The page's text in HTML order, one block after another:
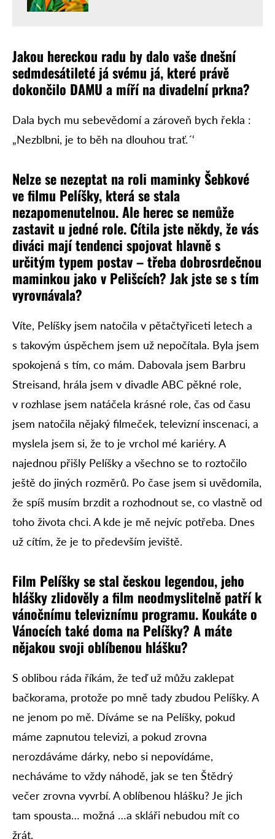
Jakou hereckou radu by dalo vaše dnešní
sedmdesátileté já svému já, které právě
dokončilo DAMU a míří na divadelní prkna?
Dala bych mu sebevědomí a zároveň bych řekla :
„Nezblbni, je to běh na dlouhou trať.´‘
Nelze se nezeptat na roli maminky Šebkové
ve filmu Pelíšky, která se stala
nezapomenutelnou. Ale herec se nemůže
zastavit u jedné role. Cítila jste někdy, že vás
diváci mají tendenci spojovat hlavně s
určitým typem postav – třeba dobrosrdečnou
maminkou jako v Pelišcích? Jak jste se s tím
vyrovnávala?
Víte, Pelíšky jsem natočila v pětačtyřiceti letech a
s takovým úspěchem jsem už nepočítala. Byla jsem
spokojená s tím, co mám. Dabovala jsem Barbru
Streisand, hrála jsem v divadle ABC pěkné role,
v rozhlase jsem natáčela krásné role, čas od času
jsem natočila nějaký filmeček, televizní inscenaci, a
myslela jsem si, že to je vrchol mé kariéry. A
najednou přišly Pelíšky a všechno se to roztočilo
ještě do jiných rozměrů. Po čase jsem si uvědomila,
že spíš musím brzdit a rozhodnout se, co vlastně od
toho života chci. A kde je mě nejvíc potřeba. Dnes
už cítím, že je to především jeviště.
Film Pelíšky se stal českou legendou, jeho
hlášky zlidověly a film neodmyslitelně patří k
vánočnímu televiznímu programu. Koukáte o
Vánocích také doma na Pelíšky? A máte
nějakou svoji oblíbenou hlášku?
S oblibou ráda říkám, že teď už můžu zaklepat
bačkorama, protože po mně tady zbudou Pelíšky. A
ne jenom po mě. Díváme se na Pelíšky, pokud
máme zapnutou televizi, a pokud zrovna
nerozdáváme dárky, nebo si nepovídáme,
necháváme to vždy náhodě, jak se ten Štědrý
večer zrovna vyvrbí. A oblíbenou hlášku? Je jich
tam spousta… možná …a skláři nebudou mít co
žrát.